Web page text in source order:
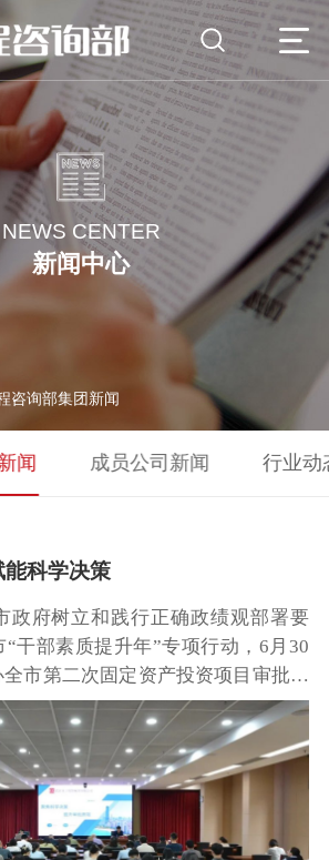
NEWS CENTER
新闻中心
咨询部集团新闻
闻 成员公司新闻 行业动
科学决策
政府树立和践行正确政绩观部署要
干部素质提升年”专项行动，6月30
全市第二次固定资产投资项目审批业
程咨询部讲师围绕“聚焦科学决策，
开展专题授课，以专业智库力量助
化水平提升。本次培训覆盖市直各
属高校、各区（开发区）发改局、
训人员覆盖全市项目前期管理全链条
年树立和践行正确政绩观学习教育